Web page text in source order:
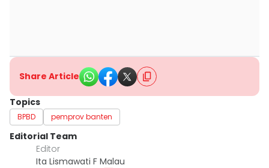
Share Article
Topics
BPBD pemprov banten
Editorial Team
Editor
Ita Lismawati F Malau